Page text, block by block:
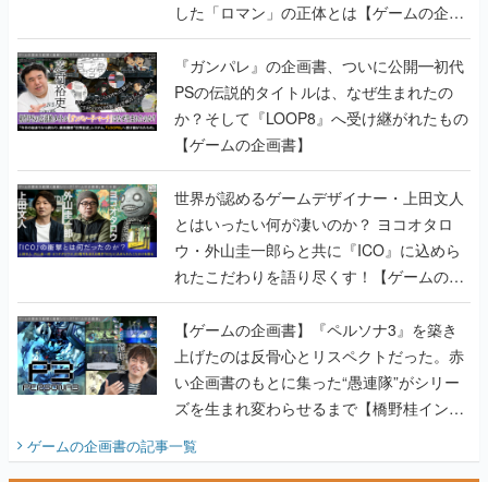
した「ロマン」の正体とは【ゲームの企画
書】
『ガンパレ』の企画書、ついに公開━初代
PSの伝説的タイトルは、なぜ生まれたの
か？そして『LOOP8』へ受け継がれたもの
【ゲームの企画書】
世界が認めるゲームデザイナー・上田文人
とはいったい何が凄いのか？ ヨコオタロ
ウ・外山圭一郎らと共に『ICO』に込めら
れたこだわりを語り尽くす！【ゲームの企
画書】
【ゲームの企画書】『ペルソナ3』を築き
上げたのは反骨心とリスペクトだった。赤
い企画書のもとに集った“愚連隊”がシリー
ズを生まれ変わらせるまで【橋野桂インタ
ビュー】
ゲームの企画書の記事一覧